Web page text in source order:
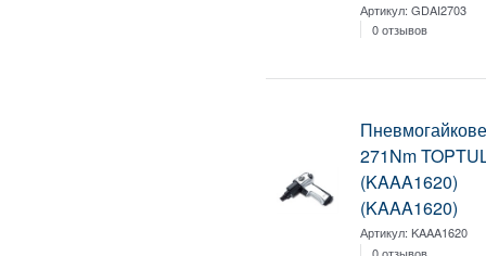
Артикул:GDAI2703
0 отзывов
271Nm
(KAAA1620)
(KAAA1620)
Артикул:KAAA1620
0 отзывов